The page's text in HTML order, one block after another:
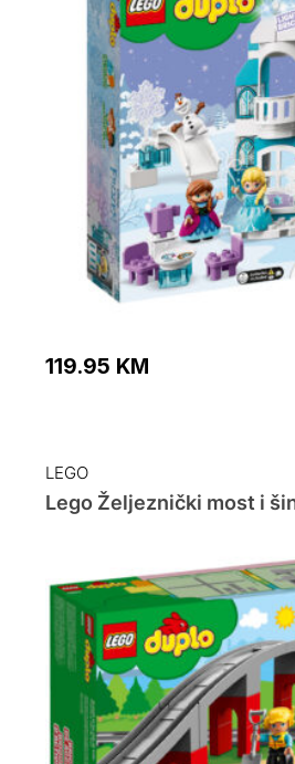
119.95 KM
LEGO
Lego Željeznički most i